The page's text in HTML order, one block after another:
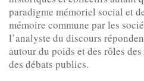
paradigme mémoriel social et
mémoire commune par les
l’analyste du discours
autour du poids et des rôles
des débats publics.